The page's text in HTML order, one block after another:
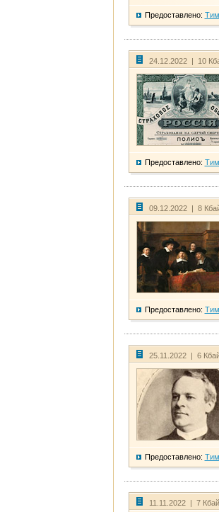
Предоставлено:
24.12.2022 | 10
Предоставлено:
09.12.2022 | 8
Предоставлено:
25.11.2022 | 6
Предоставлено:
11.11.2022 | 7